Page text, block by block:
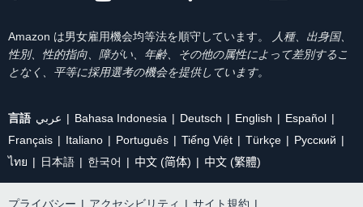
Amazon は男女雇用機会均等法を順守しています。
人種、出身国、
性別、性的指向、障がい、年齢、その他の属性によって差別するこ
となく、平等に採用選考の機会を提供しています。
言語 عربي Bahasa Indonesia Deutsch English
Español
Français
Italiano Português Tiếng Việt Türkçe
Ρусский
ไทย
日本語 한국어 中文 (简体) 中文 (繁體)
プライバシー | アクセシビリティ | サイト規約 |